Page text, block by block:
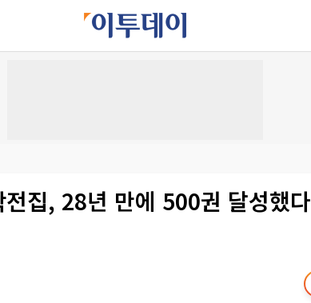
전집, 28년 만에 500권 달성했다